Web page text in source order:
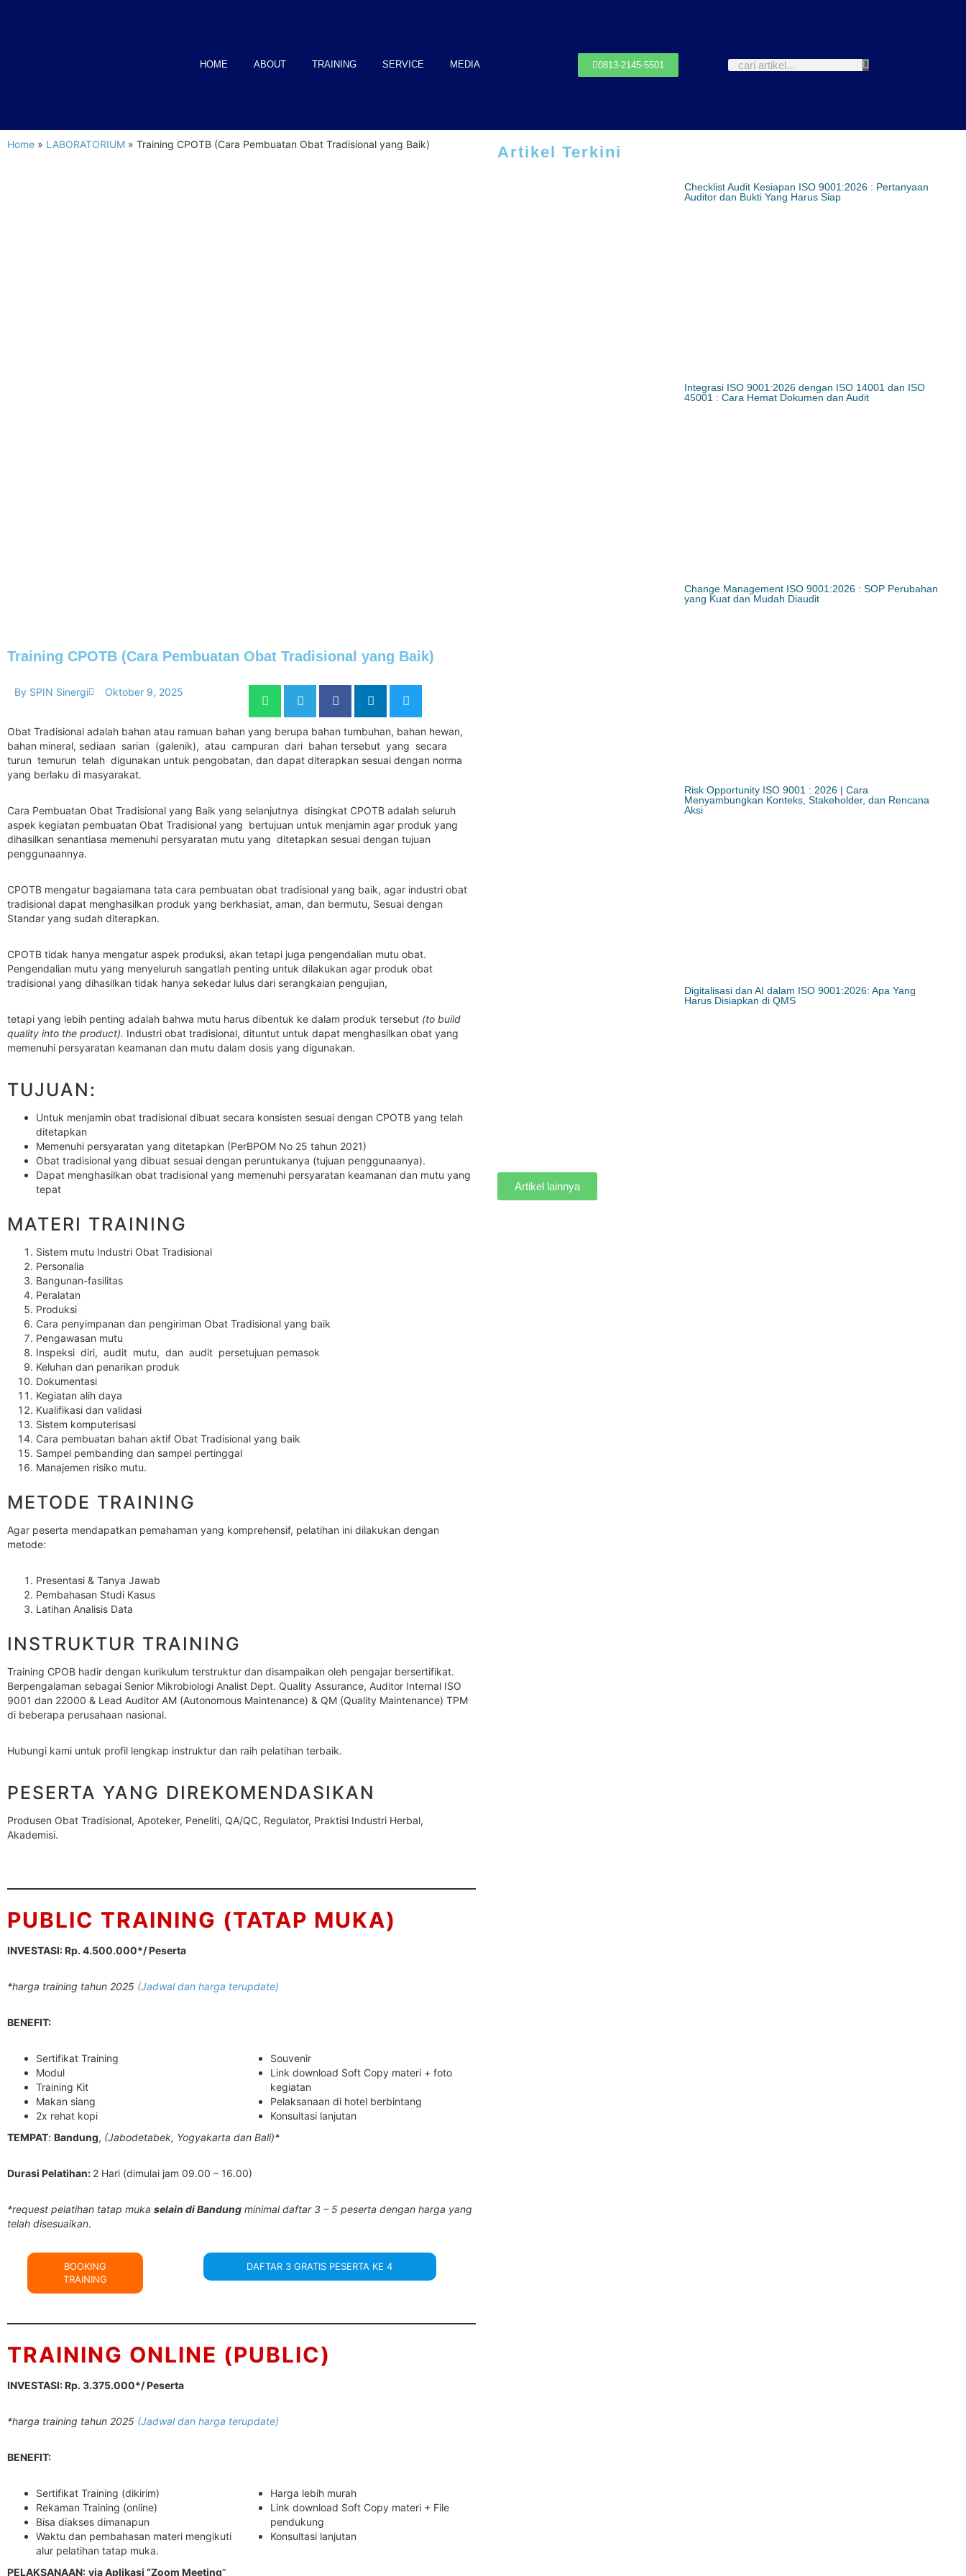
HOME ABOUT TRAINING SERVICE MEDIA 0813-2145-5501
Home » LABORATORIUM » Training CPOTB (Cara Pembuatan Obat Tradisional yang Baik)
Training CPOTB (Cara Pembuatan Obat Tradisional yang Baik)
By SPIN Sinergi Oktober 9, 2025
Obat Tradisional adalah bahan atau ramuan bahan yang berupa bahan tumbuhan, bahan hewan,
bahan mineral, sediaan sarian (galenik), atau campuran dari bahan tersebut yang secara
turun temurun telah digunakan untuk pengobatan, dan dapat diterapkan sesuai dengan norma
yang berlaku di masyarakat.
Cara Pembuatan Obat Tradisional yang Baik yang selanjutnya disingkat CPOTB adalah seluruh
aspek kegiatan pembuatan Obat Tradisional yang bertujuan untuk menjamin agar produk yang
dihasilkan senantiasa memenuhi persyaratan mutu yang ditetapkan sesuai dengan tujuan
penggunaannya.
CPOTB mengatur bagaiamana tata cara pembuatan obat tradisional yang baik, agar industri obat
tradisional dapat menghasilkan produk yang berkhasiat, aman, dan bermutu, Sesuai dengan
Standar yang sudah diterapkan.
CPOTB tidak hanya mengatur aspek produksi, akan tetapi juga pengendalian mutu obat.
Pengendalian mutu yang menyeluruh sangatlah penting untuk dilakukan agar produk obat
tradisional yang dihasilkan tidak hanya sekedar lulus dari serangkaian pengujian,
tetapi yang lebih penting adalah bahwa mutu harus dibentuk ke dalam produk tersebut (to build
quality into the product). Industri obat tradisional, dituntut untuk dapat menghasilkan obat yang
memenuhi persyaratan keamanan dan mutu dalam dosis yang digunakan.
TUJUAN:
Untuk menjamin obat tradisional dibuat secara konsisten sesuai dengan CPOTB yang telah
ditetapkan
Memenuhi persyaratan yang ditetapkan (PerBPOM No 25 tahun 2021)
Obat tradisional yang dibuat sesuai dengan peruntukanya (tujuan penggunaanya).
Dapat menghasilkan obat tradisional yang memenuhi persyaratan keamanan dan mutu yang
tepat
MATERI TRAINING
Sistem mutu Industri Obat Tradisional
Personalia
Bangunan-fasilitas
Peralatan
Produksi
Cara penyimpanan dan pengiriman Obat Tradisional yang baik
Pengawasan mutu
Inspeksi diri, audit mutu, dan audit persetujuan pemasok
Keluhan dan penarikan produk
Dokumentasi
Kegiatan alih daya
Kualifikasi dan validasi
Sistem komputerisasi
Cara pembuatan bahan aktif Obat Tradisional yang baik
Sampel pembanding dan sampel pertinggal
Manajemen risiko mutu.
METODE TRAINING
Agar peserta mendapatkan pemahaman yang komprehensif, pelatihan ini dilakukan dengan
metode:
Presentasi & Tanya Jawab
Pembahasan Studi Kasus
Latihan Analisis Data
INSTRUKTUR TRAINING
Training CPOB hadir dengan kurikulum terstruktur dan disampaikan oleh pengajar bersertifikat.
Berpengalaman sebagai Senior Mikrobiologi Analist Dept. Quality Assurance, Auditor Internal ISO
9001 dan 22000 & Lead Auditor AM (Autonomous Maintenance) & QM (Quality Maintenance) TPM
di beberapa perusahaan nasional.
Hubungi kami untuk profil lengkap instruktur dan raih pelatihan terbaik.
PESERTA YANG DIREKOMENDASIKAN
Produsen Obat Tradisional, Apoteker, Peneliti, QA/QC, Regulator, Praktisi Industri Herbal,
Akademisi.
PUBLIC TRAINING (TATAP MUKA)
INVESTASI: Rp. 4.500.000*/ Peserta
*harga training tahun 2025 (Jadwal dan harga terupdate)
BENEFIT:
Sertifikat Training
Modul
Training Kit
Makan siang
2x rehat kopi
Souvenir
Link download Soft Copy materi + foto
kegiatan
Pelaksanaan di hotel berbintang
Konsultasi lanjutan
TEMPAT: Bandung, (Jabodetabek, Yogyakarta dan Bali)*
Durasi Pelatihan: 2 Hari (dimulai jam 09.00 – 16.00)
*request pelatihan tatap muka selain di Bandung minimal daftar 3 – 5 peserta dengan harga yang
telah disesuaikan.
BOOKING
TRAINING
DAFTAR 3 GRATIS PESERTA KE 4
TRAINING ONLINE (PUBLIC)
INVESTASI: Rp. 3.375.000*/ Peserta
*harga training tahun 2025 (Jadwal dan harga terupdate)
BENEFIT:
Sertifikat Training (dikirim)
Rekaman Training (online)
Bisa diakses dimanapun
Waktu dan pembahasan materi mengikuti
alur pelatihan tatap muka.
Harga lebih murah
Link download Soft Copy materi + File
pendukung
Konsultasi lanjutan
PELAKSANAAN: via Aplikasi “Zoom Meeting“
Artikel Terkini
Checklist Audit Kesiapan ISO 9001:2026 : Pertanyaan
Auditor dan Bukti Yang Harus Siap
Integrasi ISO 9001:2026 dengan ISO 14001 dan ISO
45001 : Cara Hemat Dokumen dan Audit
Change Management ISO 9001:2026 : SOP Perubahan
yang Kuat dan Mudah Diaudit
Risk Opportunity ISO 9001 : 2026 | Cara
Menyambungkan Konteks, Stakeholder, dan Rencana
Aksi
Digitalisasi dan AI dalam ISO 9001:2026: Apa Yang
Harus Disiapkan di QMS
Artikel lainnya